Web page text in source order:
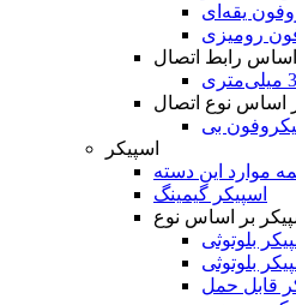
یقه‌ای
رومیزی
رابط اتصال
اساس نوع اتصال
اسپیکر
موارد این دسته
اسپیکر گیمینگ
بر اساس نوع
بلوتوثی
قابل حمل